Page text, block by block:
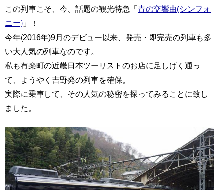
この列車こそ、今、話題の観光特急「青の交響曲(シンフォ
ニー) 」！
今年(2016年)9月のデビュー以来、発売・即完売の列車も多
い大人気の列車なのです。
私も有楽町の近畿日本ツーリストのお店に足しげく通っ
て、ようやく吉野発の列車を確保。
実際に乗車して、その人気の秘密を探ってみることに致し
ました。